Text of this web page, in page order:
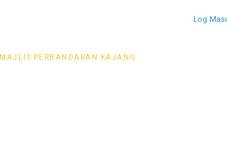
MAJLIS PERBANDARAN KAJANG
Log